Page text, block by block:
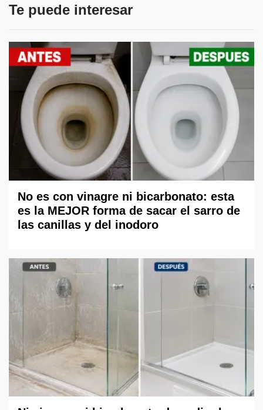
Te puede interesar
No es con vinagre ni bicarbonato: esta
es la MEJOR forma de sacar el sarro de
las canillas y del inodoro